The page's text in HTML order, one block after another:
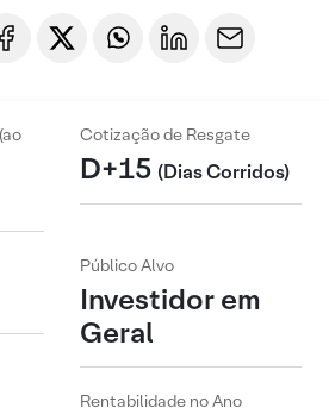
Cotização de Resgate
D+15 (Dias Corridos)
Público Alvo
Investidor em
Geral
Rentabilidade no Ano